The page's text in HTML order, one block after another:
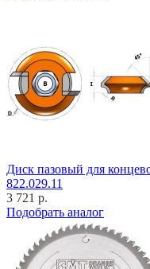
Диск пазовый для
822.029.11
3 721 р.
Подобрать аналог